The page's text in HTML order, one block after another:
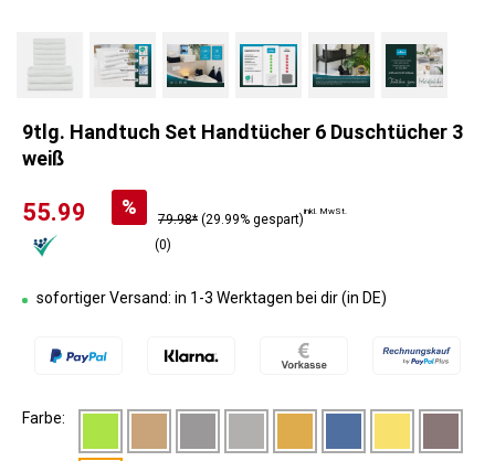
9tlg. Handtuch Set Handtücher 6 Duschtücher 3
weiß
55.99 %
79.98* (29.99% gespart)
inkl. MwSt.
(0)
sofortiger Versand: in 1-3 Werktagen bei dir (in DE)
Farbe: